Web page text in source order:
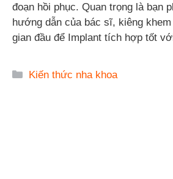
đoạn hồi phục. Quan trọng là bạn
hướng dẫn của bác sĩ, kiêng
gian đầu để Implant tích hợp tốt
Danh
Kiến thức nha khoa